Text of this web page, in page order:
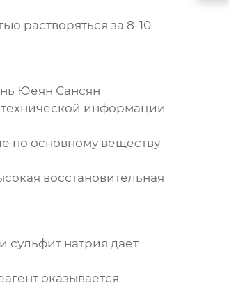
растворяться за 8-10
Юеян Сансян
информации
по основному веществу
восстановительная
сульфит натрия дает
оказывается